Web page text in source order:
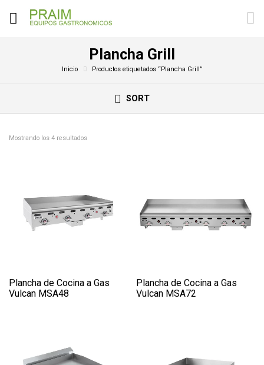
Plancha Grill
Inicio Productos etiquetados “Plancha Grill”
SORT
Mostrando los 4 resultados
Plancha de Cocina a Gas
Vulcan MSA48
Plancha de Cocina a Gas
Vulcan MSA72